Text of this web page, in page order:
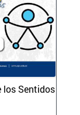
los Sentidos